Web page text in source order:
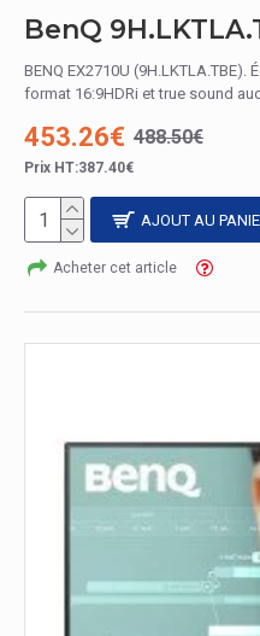
BENQ EX2710U (9H.LKTLA.TBE).
format 16:9HDRi et true sound
453.26€ 488.50€
Prix HT:387.40€
AJOUT AU
Acheter cet article